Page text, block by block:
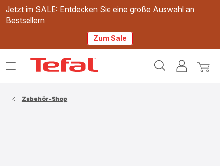
Jetzt im SALE: Entdecken Sie eine große Auswahl an
Bestsellern
Zum Sale
Mein
Mein
Das
Zubehör-Shop